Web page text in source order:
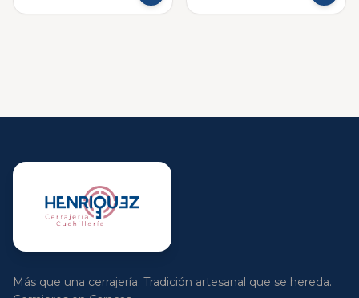
Más que una cerrajería. Tradición artesanal que se hereda.